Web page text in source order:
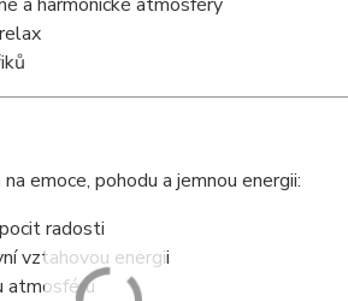
emoce, pohodu a jemnou energii:
radosti
vztahovou energii
atmosféru